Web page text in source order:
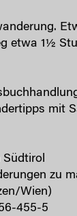
etwa 1½
mit
Südtirol
zu
Wien)
455-5